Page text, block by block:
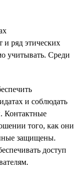
ряд этических
учитывать. Среди
и соблюдать
Контактные
того, как они
защищены.
доступ